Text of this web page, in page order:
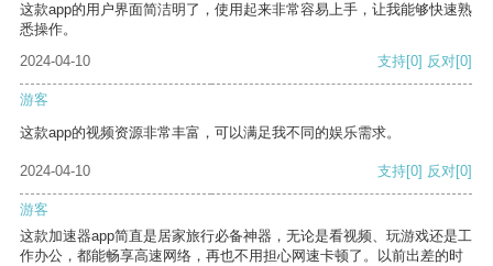
这款app的用户界面简洁明了，使用起来非常容易上手，让我能够快速熟
悉操作。
2024-04-10
支持[0] 反对[0]
游客
这款app的视频资源非常丰富，可以满足我不同的娱乐需求。
2024-04-10 支持[0] 反对[0]
游客
这款加速器app简直是居家旅行必备神器，无论是看视频、玩游戏还是工
作办公，都能畅享高速网络，再也不用担心网速卡顿了。以前出差的时